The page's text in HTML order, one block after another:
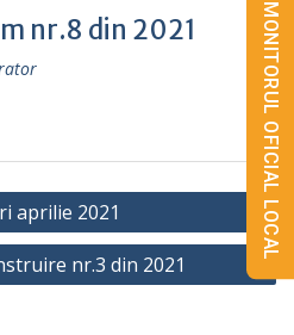
nr.8 din 2021
aprilie 2021
nr.3 din 2021
MONITORUL OFICIAL LOCAL